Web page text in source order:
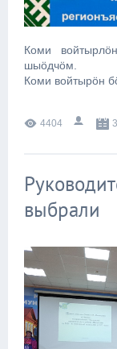
Коми
шыӧдчӧм.
Коми войтырӧн
4404
выбрали